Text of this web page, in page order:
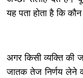
यह पता होता है कि
अगर किसी व्यक्ति की
जातक तेज निर्णय लेने